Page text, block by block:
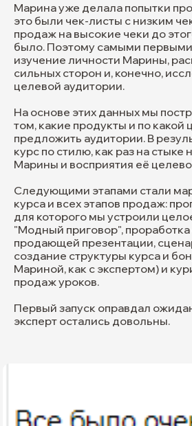
Марина уже делала попытки
это были чек-листы с низким
продаж на высокие чеки до
было. Поэтому самыми первыми
изучение личности Марины,
сильных сторон и, конечно,
целевой аудитории.
На основе этих данных мы
том, какие продукты и по
предложить аудитории. В
курс по стилю, как раз на стыке
Марины и восприятия её
Следующими этапами стали
курса и всех этапов продаж:
для которого мы устроили
"Модный приговор", проработка
продающей презентации,
создание структуры курса и
Мариной, как с экспертом) и
продаж уроков.
Первый запуск оправдал
эксперт остались довольны.
Я даюСогласиена обработку
моих персональных данных в
соответствии с Политикой
Telegram Max
+7 (927) 685-62-92
© 2026 Все права защищены.
ИП Коробка Инна Николаевна
Политика конфиденциальности